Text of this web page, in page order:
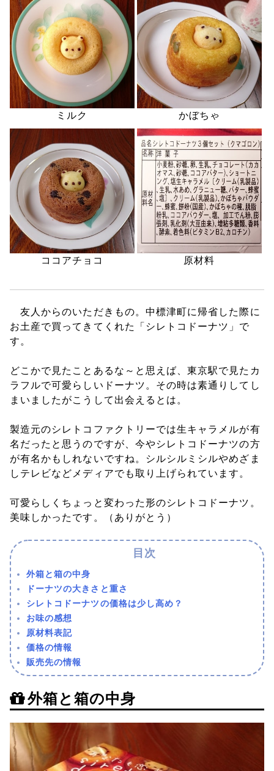
ミルク かぼちゃ
ココアチョコ 原材料
友人からのいただきもの。中標津町に帰省した際に
お土産で買ってきてくれた「シレトコドーナツ」で
す。
どこかで見たことあるな～と思えば、東京駅で見たカ
ラフルで可愛らしいドーナツ。その時は素通りしてし
まいましたがこうして出会えるとは。
製造元のシレトコファクトリーでは生キャラメルが有
名だったと思うのですが、今やシレトコドーナツの方
が有名かもしれないですね。シルシルミシルやめざま
しテレビなどメディアでも取り上げられています。
可愛らしくちょっと変わった形のシレトコドーナツ。
美味しかったです。（ありがとう）
外箱と箱の中身
ドーナツの大きさと重さ
シレトコドーナツの価格は少し高め？
お味の感想
原材料表記
価格の情報
販売先の情報
外箱と箱の中身